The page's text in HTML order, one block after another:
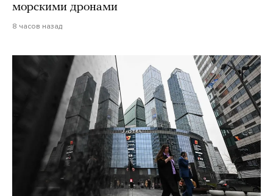
морскими дронами
8 часов назад